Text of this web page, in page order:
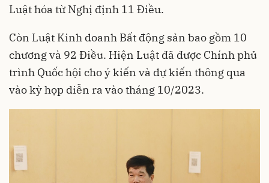
Luật hóa từ Nghị định 11 Điều.
Còn Luật Kinh doanh Bất động sản bao gồm 10
chương và 92 Điều. Hiện Luật đã được Chính phủ
trình Quốc hội cho ý kiến và dự kiến thông qua
vào kỳ họp diễn ra vào tháng 10/2023.